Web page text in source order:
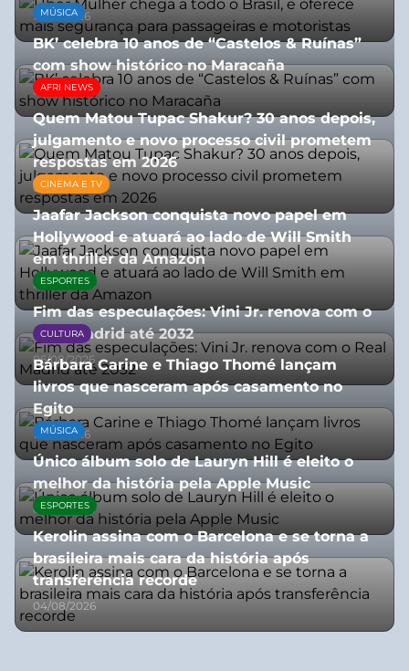
10/07/2026
MÚSICA
BK’ celebra 10 anos de “Castelos & Ruínas”
com show histórico no Maracaña
06/08/2026
AFRI NEWS
Quem Matou Tupac Shakur? 30 anos depois,
julgamento e novo processo civil prometem
respostas em 2026
05/08/2026
CINEMA E TV
Jaafar Jackson conquista novo papel em
Hollywood e atuará ao lado de Will Smith
em thriller da Amazon
06/08/2026
ESPORTES
Fim das especulações: Vini Jr. renova com o
Real Madrid até 2032
06/08/2026
CULTURA
Bárbara Carine e Thiago Thomé lançam
livros que nasceram após casamento no
Egito
10/07/2026
MÚSICA
Único álbum solo de Lauryn Hill é eleito o
melhor da história pela Apple Music
06/08/2026
ESPORTES
Kerolin assina com o Barcelona e se torna a
brasileira mais cara da história após
transferência recorde
04/08/2026